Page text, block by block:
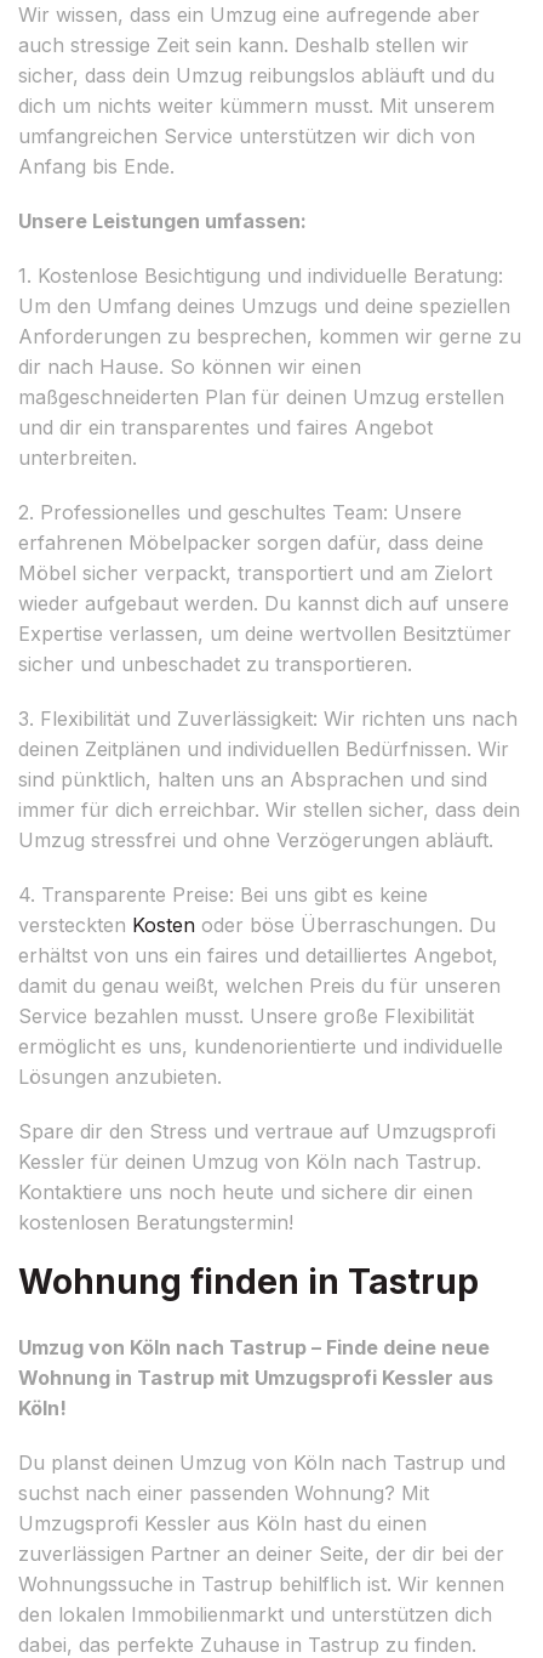
Wir wissen, dass ein Umzug eine aufregende aber
auch stressige Zeit sein kann. Deshalb stellen wir
sicher, dass dein Umzug reibungslos abläuft und du
dich um nichts weiter kümmern musst. Mit unserem
umfangreichen Service unterstützen wir dich von
Anfang bis Ende.
Unsere Leistungen umfassen:
1. Kostenlose Besichtigung und individuelle Beratung:
Um den Umfang deines Umzugs und deine speziellen
Anforderungen zu besprechen, kommen wir gerne zu
dir nach Hause. So können wir einen
maßgeschneiderten Plan für deinen Umzug erstellen
und dir ein transparentes und faires Angebot
unterbreiten.
2. Professionelles und geschultes Team: Unsere
erfahrenen Möbelpacker sorgen dafür, dass deine
Möbel sicher verpackt, transportiert und am Zielort
wieder aufgebaut werden. Du kannst dich auf unsere
Expertise verlassen, um deine wertvollen Besitztümer
sicher und unbeschadet zu transportieren.
3. Flexibilität und Zuverlässigkeit: Wir richten uns nach
deinen Zeitplänen und individuellen Bedürfnissen. Wir
sind pünktlich, halten uns an Absprachen und sind
immer für dich erreichbar. Wir stellen sicher, dass dein
Umzug stressfrei und ohne Verzögerungen abläuft.
4. Transparente Preise: Bei uns gibt es keine
versteckten Kosten oder böse Überraschungen. Du
erhältst von uns ein faires und detailliertes Angebot,
damit du genau weißt, welchen Preis du für unseren
Service bezahlen musst. Unsere große Flexibilität
ermöglicht es uns, kundenorientierte und individuelle
Lösungen anzubieten.
Spare dir den Stress und vertraue auf Umzugsprofi
Kessler für deinen Umzug von Köln nach Tastrup.
Kontaktiere uns noch heute und sichere dir einen
kostenlosen Beratungstermin!
Wohnung finden in Tastrup
Umzug von Köln nach Tastrup – Finde deine neue
Wohnung in Tastrup mit Umzugsprofi Kessler aus
Köln!
Du planst deinen Umzug von Köln nach Tastrup und
suchst nach einer passenden Wohnung? Mit
Umzugsprofi Kessler aus Köln hast du einen
zuverlässigen Partner an deiner Seite, der dir bei der
Wohnungssuche in Tastrup behilflich ist. Wir kennen
den lokalen Immobilienmarkt und unterstützen dich
dabei, das perfekte Zuhause in Tastrup zu finden.